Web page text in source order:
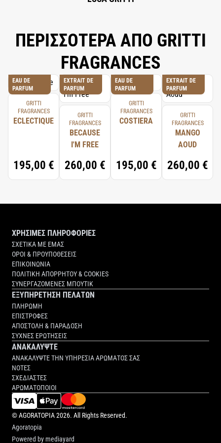
ΠΕΡΙΣΣΟΤΕΡΑ ΑΠΟ GRITTI
FRAGRANCES
EAU DE
PARFUM
GRITTI
FRAGRANCES
ECLECTIQUE
195,00 €
EXTRAIT DE
PARFUM
GRITTI
FRAGRANCES
BECAUSE
I'M FREE
260,00 €
EAU DE
PARFUM
GRITTI
FRAGRANCES
COSTIERA
195,00 €
EXTRAIT DE
PARFUM
GRITTI
FRAGRANCES
MANGO
AOUD
260,00 €
ΧΡΗΣΙΜΕΣ ΠΛΗΡΟΦΟΡΙΕΣ
ΣΧΕΤΙΚΑ ΜΕ ΕΜΑΣ
ΟΡΟΙ & ΠΡΟΥΠΟΘΕΣΕΙΣ
ΕΠΙΚΟΙΝΩΝΙΑ
ΠΟΛΙΤΙΚΗ ΑΠΟΡΡΗΤΟΥ & COOKIES
ΣΥΝΕΡΓΑΖΟΜΕΝΕΣ ΜΠΟΥΤΙΚ
ΕΞΥΠΗΡΕΤΗΣΗ ΠΕΛΑΤΩΝ
ΠΛΗΡΩΜΗ
ΕΠΙΣΤΡΟΦΕΣ
ΑΠΟΣΤΟΛΗ & ΠΑΡΑΔΟΣΗ
ΣΥΧΝΕΣ ΕΡΩΤΗΣΕΙΣ
ΑΝΑΚΑΛΥΨΤΕ
ΑΝΑΚΑΛΥΨΤΕ ΤΗΝ ΥΠΗΡΕΣΙΑ ΑΡΩΜΑΤΟΣ ΣΑΣ
ΝΟΤΕΣ
ΣΧΕΔΙΑΣΤΕΣ
ΑΡΩΜΑΤΟΠΟΙΟΙ
©AGORATOPIA2026. All Rights Reserved.
Agoratopia
Powered by mediayard